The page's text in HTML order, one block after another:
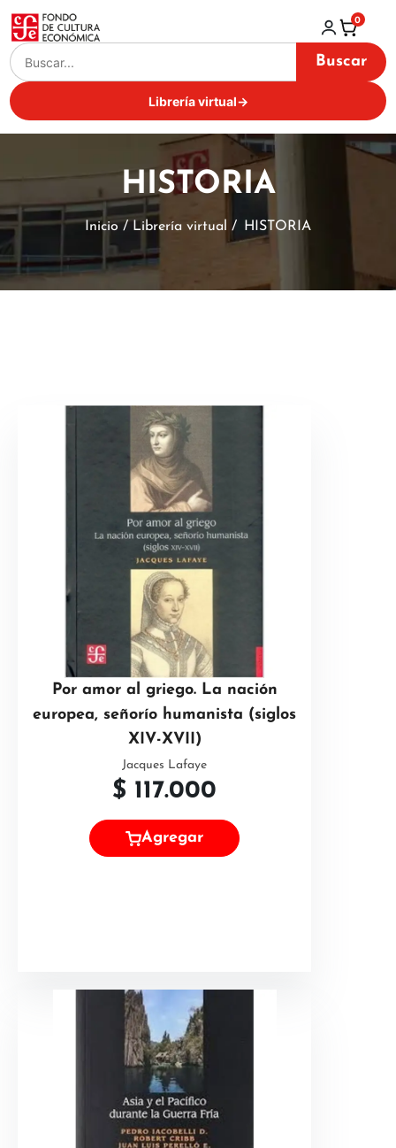
Buscar
Librería virtual→
0
HISTORIA
Inicio / Librería virtual / HISTORIA
Por amor al griego. La nación
europea, señorío humanista (siglos
XIV-XVII)
Jacques Lafaye
$ 117.000
Agregar